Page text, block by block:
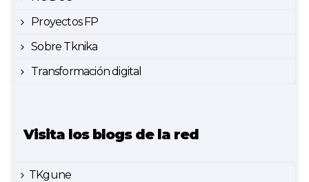
Proyectos FP
Sobre Tknika
Transformación digital
Visita los blogs de la red
TKgune